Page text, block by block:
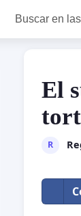
Buscar en
El
R